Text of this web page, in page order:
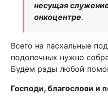
несущая
онкоцентре.
Всего на пасхальные
подопечных нужно
Будем рады любой
Господи, благослови и